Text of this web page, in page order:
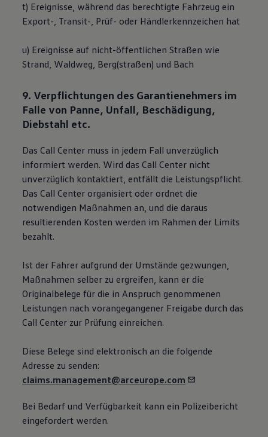
t) Ereignisse, während das berechtigte Fahrzeug ein
Export-, Transit-, Prüf- oder Händlerkennzeichen hat
u) Ereignisse auf nicht-öffentlichen Straßen wie
Strand, Waldweg, Berg(straßen) und Bach
9. Verpflichtungen des Garantienehmers im
Falle von Panne, Unfall, Beschädigung,
Diebstahl etc.
Das Call Center muss in jedem Fall unverzüglich
informiert werden. Wird das Call Center nicht
unverzüglich kontaktiert, entfällt die Leistungspflicht.
Das Call Center organisiert oder ordnet die
notwendigen Maßnahmen an, und die daraus
resultierenden Kosten werden im Rahmen der Limits
bezahlt.
Ist der Fahrer aufgrund der Umstände gezwungen,
Maßnahmen selber zu ergreifen, kann er die
Originalbelege für die in Anspruch genommenen
Leistungen nach vorangegangener Freigabe durch das
Call Center zur Prüfung einreichen.
Diese Belege sind elektronisch an die folgende
Adresse zu senden:
claims.management@arceurope.com
Bei Bedarf und Verfügbarkeit kann ein Polizeibericht
eingefordert werden.